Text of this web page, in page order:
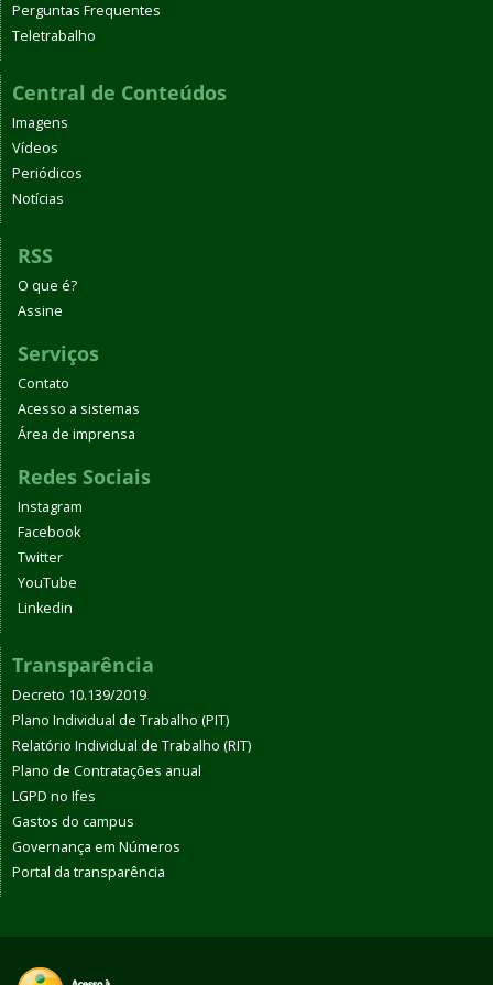
Perguntas Frequentes
Teletrabalho
Central de Conteúdos
Imagens
Vídeos
Periódicos
Notícias
RSS
O que é?
Assine
Serviços
Contato
Acesso a sistemas
Área de imprensa
Redes Sociais
Instagram
Facebook
Twitter
YouTube
Linkedin
Transparência
Decreto 10.139/2019
Plano Individual de Trabalho (PIT)
Relatório Individual de Trabalho (RIT)
Plano de Contratações anual
LGPD no Ifes
Gastos do campus
Governança em Números
Portal da transparência